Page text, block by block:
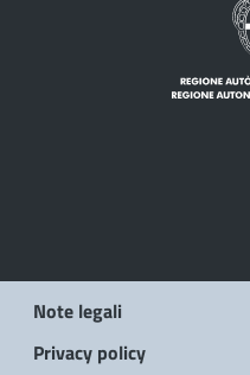
Note legali
Privacy policy